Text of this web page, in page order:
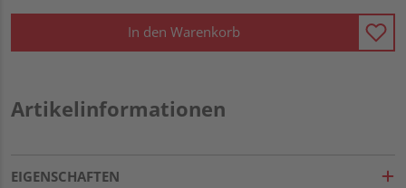
In den Warenkorb
Artikelinformationen
EIGENSCHAFTEN